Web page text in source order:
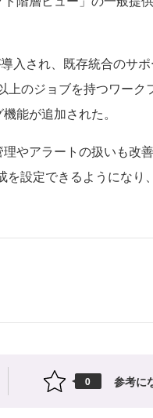
入され、既存統合のサ
のジョブを持つワーク
能が追加された。
やアラートの扱いも改善
設定できるようになり
0 参考に